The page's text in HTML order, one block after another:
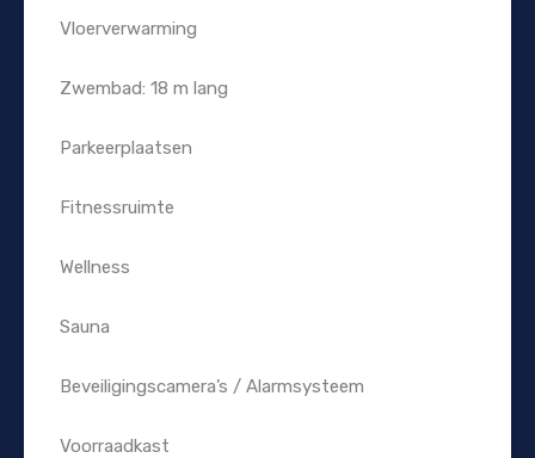
Vloerverwarming
Zwembad: 18 m lang
Parkeerplaatsen
Fitnessruimte
Wellness
Sauna
Beveiligingscamera’s / Alarmsysteem
Voorraadkast